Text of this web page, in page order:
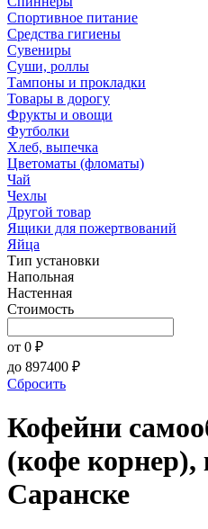
Спортивное питание
Средства гигиены
Сувениры
Суши, роллы
Тампоны и прокладки
Товары в дорогу
Фрукты и овощи
Футболки
Хлеб, выпечка
Цветоматы (фломаты)
Чай
Чехлы
Другой товар
Ящики для пожертвований
Яйца
Тип установки
Напольная
Настенная
Стоимость
от 0 ₽
до 897400 ₽
Сбросить
Кофейни
(кофе корнер),
Саранске